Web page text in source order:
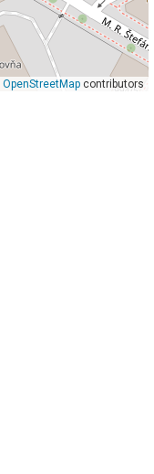
OpenStreetMapcontributors